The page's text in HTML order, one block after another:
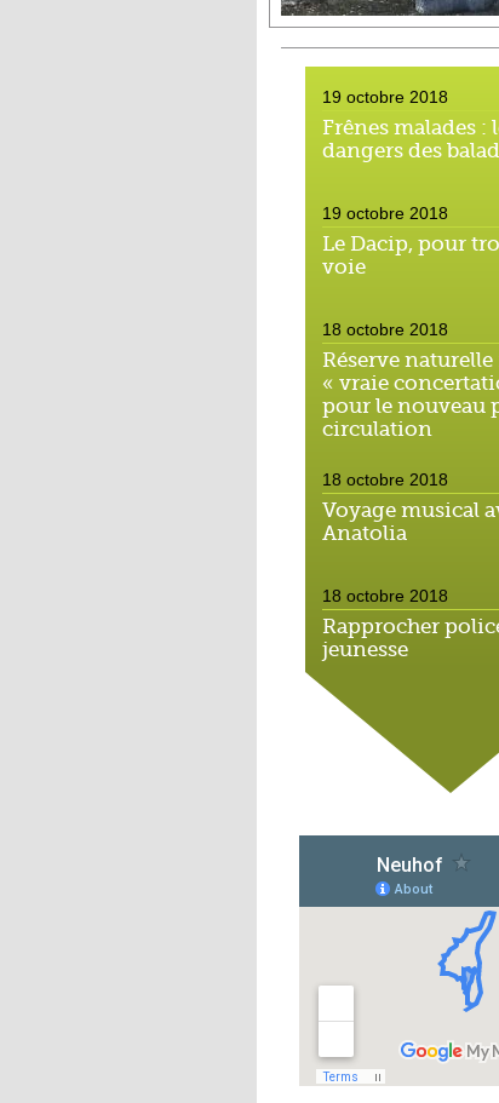
19 octobre 2018
Frênes malades :
dangers des
19 octobre 2018
Le Dacip, pour
voie
18 octobre 2018
Réserve naturelle
« vraie
pour le nouveau
circulation
18 octobre 2018
Voyage musical
Anatolia
18 octobre 2018
Rapprocher
jeunesse
18 octobre 2018
Un jardin face
obstacles
Jouer à Fifa à la
médiathèque
16 octobre 2018
«Chacun me
autofinancement
qui vous vient !»
16 octobre 2018